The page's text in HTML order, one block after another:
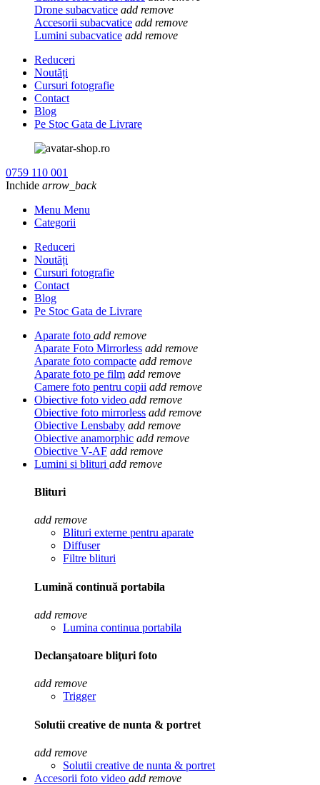
Drone subacvatice add remove
Accesorii subacvatice add remove
Lumini subacvatice add remove
Reduceri
Noutăți
Cursuri fotografie
Contact
Blog
Pe Stoc Gata de Livrare
0759 110 001
Inchide arrow_back
Menu Menu
Categorii
Reduceri
Noutăți
Cursuri fotografie
Contact
Blog
Pe Stoc Gata de Livrare
Aparate foto add remove
Aparate Foto Mirrorless add remove
Aparate foto compacte add remove
Aparate foto pe film add remove
Camere foto pentru copii add remove
Obiective foto video add remove
Obiective foto mirrorless add remove
Obiective Lensbaby add remove
Obiective anamorphic add remove
Obiective V-AF add remove
Lumini si blituri add remove
Blituri
add remove
Blituri externe pentru aparate
Diffuser
Filtre blituri
Lumină continuă portabila
add remove
Lumina continua portabila
Declanşatoare bliţuri foto
add remove
Trigger
Solutii creative de nunta & portret
add remove
Solutii creative de nunta & portret
Accesorii foto video add remove